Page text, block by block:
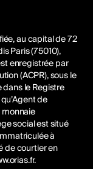
au capital de 72
Paris (75010),
enregistrée par
(ACPR), sous le
le Registre
de
social est situé
à
de courtier en
.